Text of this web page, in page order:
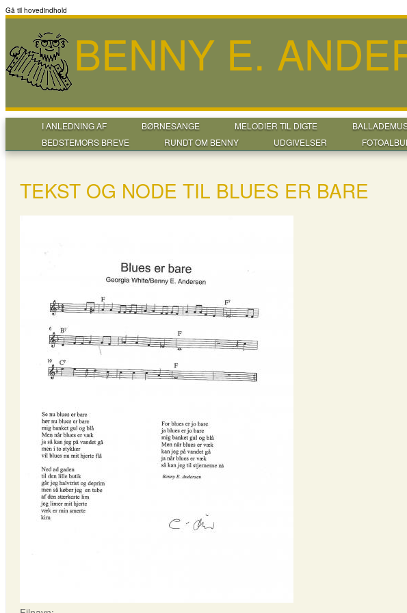
Gå til hovedindhold
BENNY E.
I ANLEDNING AF BØRNESANGE MELODIER TIL DIGTE
BEDSTEMORS BREVE
RUNDT OM BENNY UDGIVELSER
TEKST OG NODE TIL BLUES ER BARE